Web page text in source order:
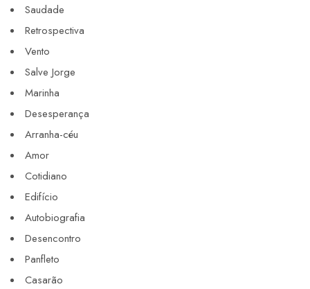
Saudade
Retrospectiva
Vento
Salve Jorge
Marinha
Desesperança
Arranha-céu
Amor
Cotidiano
Edifício
Autobiografia
Desencontro
Panfleto
Casarão